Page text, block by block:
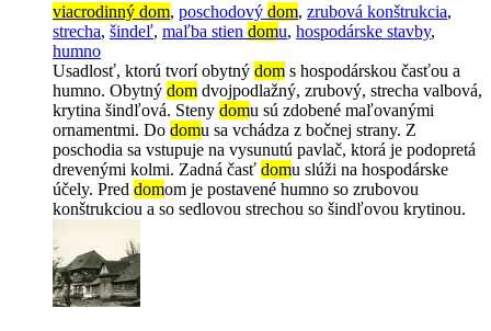
viacrodinný dom, poschodový dom, zrubová konštrukcia,
strecha, šindeľ, maľba stien domu, hospodárske stavby,
humno
Usadlosť, ktorú tvorí obytný dom s hospodárskou časťou a
humno. Obytný dom dvojpodlažný, zrubový, strecha valbová,
krytina šindľová. Steny domu sú zdobené maľovanými
ornamentmi. Do domu sa vchádza z bočnej strany. Z
poschodia sa vstupuje na vysunutú pavlač, ktorá je podopretá
drevenými kolmi. Zadná časť domu slúži na hospodárske
účely. Pred domom je postavené humno so zrubovou
konštrukciou a so sedlovou strechou so šindľovou krytinou.